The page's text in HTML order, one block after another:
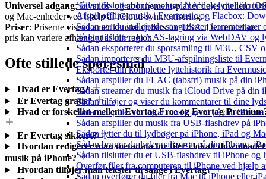
Sådan tilslutter du Synology NAS og lytter til
Afspil offline musik i Evermusic og Flacbox:
Sådan ser du indlejrede sangtekster,
Sådan tilslutter du NAS-lagring via WebDAV og
Sådan eksporterer du sporsamling til M3U, CSV
Sådan importerer du M3U-afspilningsliste til
Eksportér din komplette lyttehistorik fra
Sådan afspiller du FLAC (tabsfri) musik på din
Sådan streamer du musik fra iCloud Drive på din
Sådan tilføjer og viser du kommentarer til dine
Sådan afspiller du lokal musik gemt på din
Sådan afspiller du musik fra USB-flashdrev på
Sådan lytter du til lydbøger på iPhone, iPad og
Sådan bruger du lydequalizeren på din iPhone,
Sådan tilslutter du et USB-flashdrev til iPhone
Overfør filer fra computeren til iPhone ved hjælp
Sådan overfører du filer fra Mac til iPhone eller
Universel adgang: Livstids- og abonnementsplaner deles mellem
og Mac-enheder ved hjælp af iCloud-synkronisering.
Priser: Priserne vises i amerikanske dollars for USA. Den endelige
pris kan variere afhængigt af din region.
Ofte stillede spørgsmål
Hvad er Evertag?
Er Evertag gratis?
Hvad er forskellen mellem Evertag Free og Evertag
Er Evertag sikkert?
Hvordan redigerer man metadata for filer i lokalt downloadet
musik på iPhone?
Hvordan tilføjer man tekster til sange i Evertag?